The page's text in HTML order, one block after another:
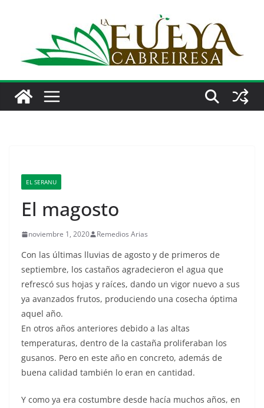
EL SERANU
El magosto
noviembre 1, 2020 Remedios Arias
Con las últimas lluvias de agosto y de primeros de
septiembre, los castaños agradecieron el agua que
refrescó sus hojas y raíces, dando un vigor nuevo a sus
ya avanzados frutos, produciendo una cosecha óptima
aquel año.
En otros años anteriores debido a las altas
temperaturas, dentro de la castaña proliferaban los
gusanos. Pero en este año en concreto, además de
buena calidad también lo eran en cantidad.
Y como ya era costumbre desde hacía muchos años, en